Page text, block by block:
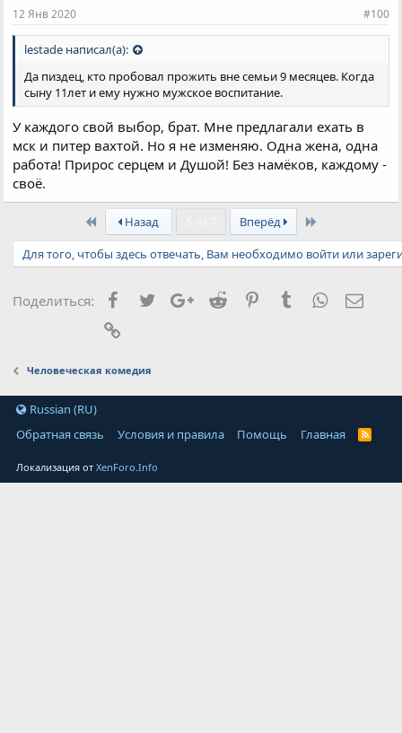
:
12 Янв 2020 #100
lestade написал(а):
Да пиздец, кто пробовал прожить вне семьи 9 месяцев. Когда
сыну 11лет и ему нужно мужское воспитание.
У каждого свой выбор, брат. Мне предлагали ехать в
мск и питер вахтой. Но я не изменяю. Одна жена, одна
работа! Прирос серцем и Душой! Без намёков, каждому -
своё.
First Назад Вперёд
Для того, чтобы здесь отвечать, Вам необходимо войти или
Поделиться: Facebook
TwitterGoogle+
Reddit PinterestTumblrWhatsApp
Человеческая комедия
Russian (RU)
Обратная связь
Условия и правила Помощь Главная
Локализация отXenForo.Info